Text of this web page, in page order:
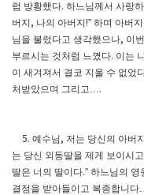
럼 방황했다. 하느님께서 사랑
버지 , 나의 아버지 !” 하며 아버
님을 불렀다고 생각했으나, 이
부르시는 것처럼 느꼈다. 이는
이 새겨져서 결코 지울 수 없었
처받았으며 그리고….
5.예수님 , 저는 당신의 아버
는 당신 외동딸을 제게 보이시
딸은 너의 딸이다.” 하느님의 영
결정을 받아들이고 복종합니다